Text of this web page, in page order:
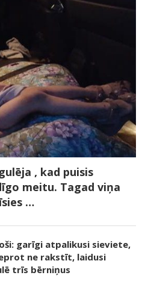
, kad puisis
meitu. Tagad viņa
…
garīgi atpalikusi sieviete,
ne rakstīt, laidusi
trīs bērniņus